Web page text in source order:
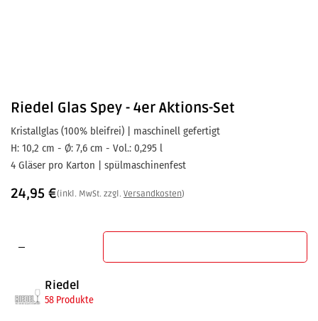
Riedel Glas Spey - 4er Aktions-Set
Kristallglas (100% bleifrei) | maschinell gefertigt
H: 10,2 cm - Ø: 7,6 cm - Vol.: 0,295 l
4 Gläser pro Karton | spülmaschinenfest
24,95 €(inkl. MwSt. zzgl. Versandkosten)
Riedel
58 Produkte